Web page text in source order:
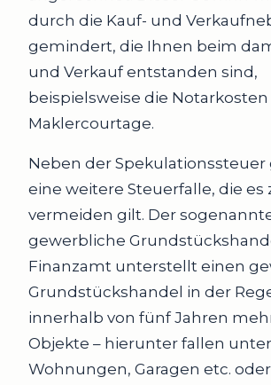
durch die Kauf- und
gemindert, die Ihnen beim
und Verkauf entstanden sind,
beispielsweise die
Maklercourtage.
Neben der Spekulationssteuer
eine weitere Steuerfalle, die es
vermeiden gilt. Der
gewerbliche
Finanzamt unterstellt einen
Grundstückshandel in der
innerhalb von fünf Jahren
Objekte – hierunter fallen
Wohnungen, Garagen etc.